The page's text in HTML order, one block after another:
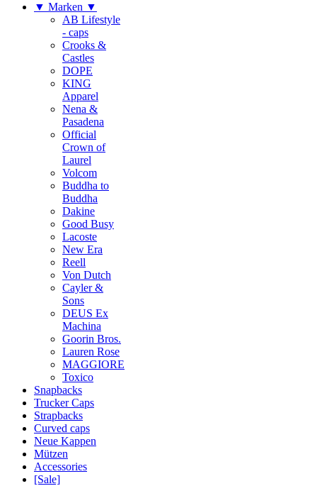
▼ Marken ▼
AB Lifestyle
- caps
Crooks &
Castles
DOPE
KING
Apparel
Nena &
Pasadena
Official
Crown of
Laurel
Volcom
Buddha to
Buddha
Dakine
Good Busy
Lacoste
New Era
Reell
Von Dutch
Cayler &
Sons
DEUS Ex
Machina
Goorin Bros.
Lauren Rose
MAGGIORE
Toxico
Snapbacks
Trucker Caps
Strapbacks
Curved caps
Neue Kappen
Mützen
Accessories
[Sale]